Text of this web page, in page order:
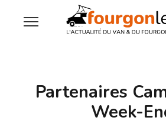
Partenaires
Week-